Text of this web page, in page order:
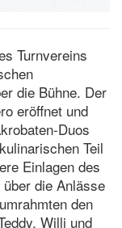
Turnvereins
die Bühne. Der
eröffnet und
Duos
Teil
Einlagen des
die Anlässe
den
Willi und